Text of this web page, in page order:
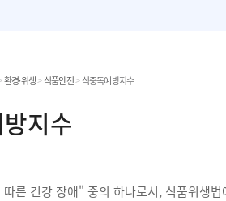
온라인민원발급
환경·위생>식품안전>식중독예방지수
지수
른 건강 장애" 중의 하나로서, 식품위생